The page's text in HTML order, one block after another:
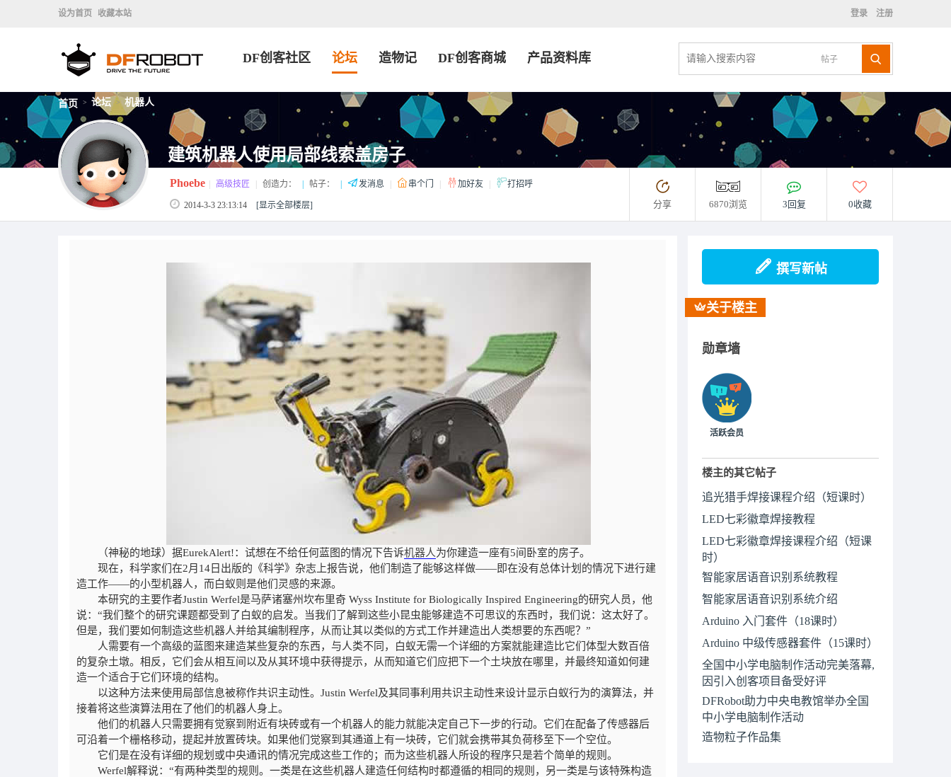
设为首页 收藏本站 登录 注册
帖子
DF创客社区 论坛 造物记 DF创客商城 产品资料库
首页 > 论坛 > 机器人
建筑机器人使用局部线索盖房子
Phoebe 高级技匠 创造力： 帖子： 发消息 串个门 加好友 打招呼
2014-3-3 23:13:14 [显示全部楼层] 分享 6870浏览 3回复 0收藏
（神秘的地球）据EurekAlert!：试想在不给任何蓝图的情况下告诉机器人为你建造一座有5间卧室的房子。
现在，科学家们在2月14日出版的《科学》杂志上报告说，他们制造了能够这样做——即在没有总体计划的情况下进行建
造工作——的小型机器人，而白蚁则是他们灵感的来源。
本研究的主要作者Justin Werfel是马萨诸塞州坎布里奇 Wyss Institute for Biologically Inspired Engineering的研究人员，他
说：“我们整个的研究课题都受到了白蚁的启发。当我们了解到这些小昆虫能够建造不可思议的东西时，我们说：这太好了。
但是，我们要如何制造这些机器人并给其编制程序，从而让其以类似的方式工作并建造出人类想要的东西呢？”
人需要有一个高级的蓝图来建造某些复杂的东西，与人类不同，白蚁无需一个详细的方案就能建造比它们体型大数百倍
的复杂土墩。相反，它们会从相互间以及从其环境中获得提示，从而知道它们应把下一个土块放在哪里，并最终知道如何建
造一个适合于它们环境的结构。
以这种方法来使用局部信息被称作共识主动性。Justin Werfel及其同事利用共识主动性来设计显示白蚁行为的演算法，并
接着将这些演算法用在了他们的机器人身上。
他们的机器人只需要拥有觉察到附近有块砖或有一个机器人的能力就能决定自己下一步的行动。它们在配备了传感器后
可沿着一个栅格移动，提起并放置砖块。如果他们觉察到其通道上有一块砖，它们就会携带其负荷移至下一个空位。
它们是在没有详细的规划或中央通讯的情况完成这些工作的；而为这些机器人所设的程序只是若个简单的规则。
Werfel解释说：“有两种类型的规则。一类是在这些机器人建造任何结构时都遵循的相同的规则，另一类是与该特殊构造
撰写新帖
关于楼主
勋章墙
活跃会员
楼主的其它帖子
追光猎手焊接课程介绍（短课时）
LED七彩徽章焊接教程
LED七彩徽章焊接课程介绍（短课
时）
智能家居语音识别系统教程
智能家居语音识别系统介绍
Arduino 入门套件（18课时）
Arduino 中级传感器套件（15课时）
全国中小学电脑制作活动完美落幕,
因引入创客项目备受好评
DFRobot助力中央电教馆举办全国
中小学电脑制作活动
造物粒子作品集